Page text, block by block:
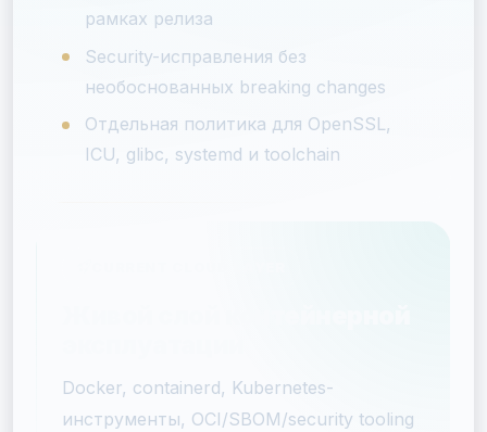
рамках релиза
Security-исправления без
необоснованных breaking changes
Отдельная политика для OpenSSL,
ICU, glibc, systemd и toolchain
Docker, containerd, Kubernetes-
инструменты, OCI/SBOM/security tooling